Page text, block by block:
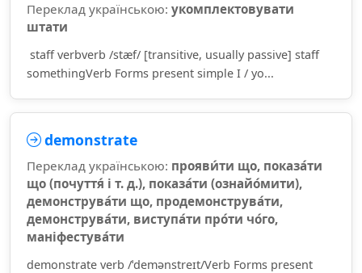
Переклад українською: укомплектовувати
штати
staff verbverb /stæf/ [transitive, usually passive] staff
somethingVerb Forms present simple I / yo...
demonstrate
Переклад українською: прояви́ти що, показа́ти
що (почуття́ і т. д.), показа́ти (ознайо́мити),
демонструва́ти що, продемонструва́ти,
демонструва́ти, виступа́ти про́ти чо́го,
маніфестува́ти
demonstrate verb /ˈdemənstreɪt/Verb Forms present